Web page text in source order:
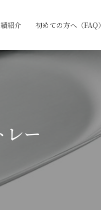
紹介 初めての方へ（FAQ）
ー